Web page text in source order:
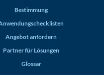
Bestimmung
Angebot anfordern
Partner für Lösungen
Glossar